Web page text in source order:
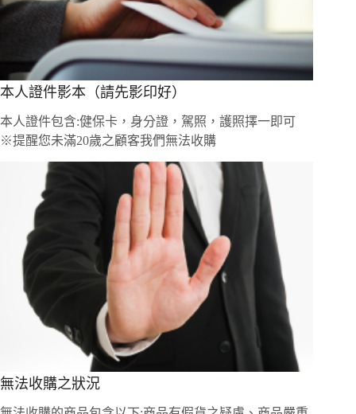
本人證件影本（請先影印好）
本人證件包含:健保卡，身分證，駕照，護照擇一即可
※提醒您未滿20歲之顧客我們無法收購
無法收購之狀況